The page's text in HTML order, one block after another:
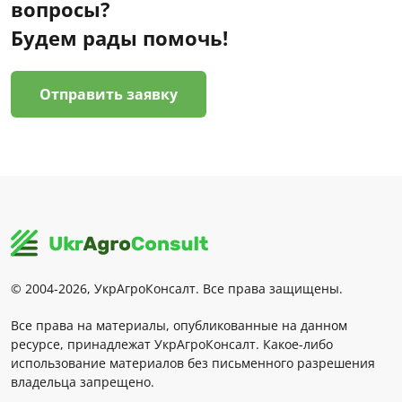
вопросы?
Будем рады помочь!
Отправить заявку
© 2004-2026, УкрАгроКонсалт. Все права защищены.
Все права на материалы, опубликованные на данном
ресурсе, принадлежат УкрАгроКонсалт. Какое-либо
использование материалов без письменного разрешения
владельца запрещено.